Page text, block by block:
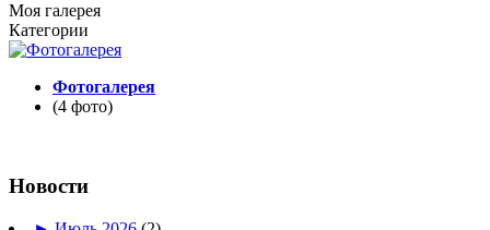
Моя галерея
Категории
Фотогалерея
(4 фото)
Новости